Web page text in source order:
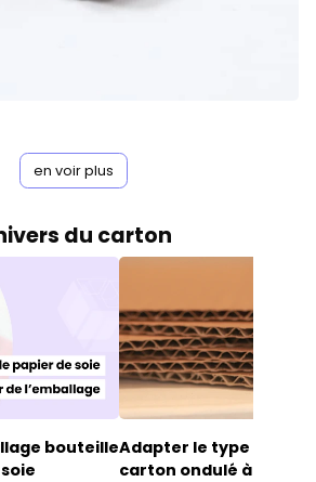
en voir plus
du carton
bouteilleAdapter le type de
carton ondulé à